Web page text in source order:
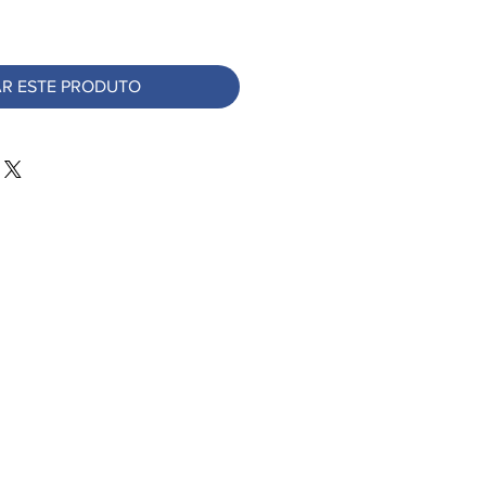
ESTE PRODUTO